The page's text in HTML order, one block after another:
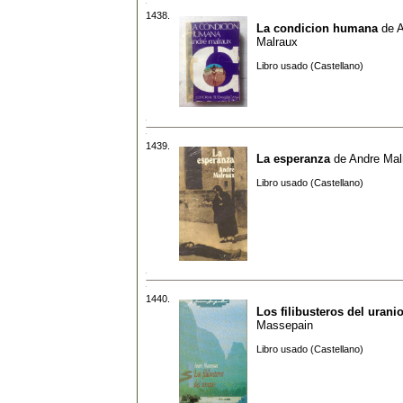
1438.
La condicion humana de
Malraux
Libro usado (Castellano)
1439.
La esperanza de Andre
Libro usado (Castellano)
1440.
Los filibusteros del uranio
Massepain
Libro usado (Castellano)